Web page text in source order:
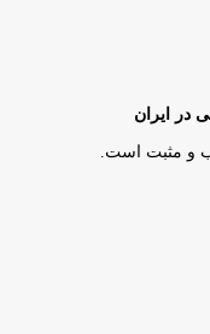
در ایران
و مثبت است.